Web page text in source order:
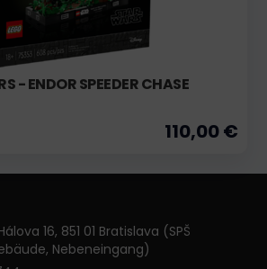
- ENDOR SPEEDER CHASE
110,00 €
16, 851 01 Bratislava (SPŠ
Nebeneingang)